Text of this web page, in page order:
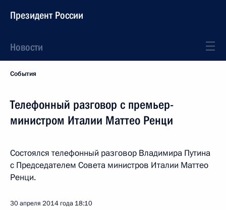
Президент России
Новости
События
Телефонный разговор с премьер-
министром Италии Маттео Ренци
Состоялся телефонный разговор Владимира Путина
с Председателем Совета министров Италии Маттео
Ренци.
30 апреля 2014 года 18:10